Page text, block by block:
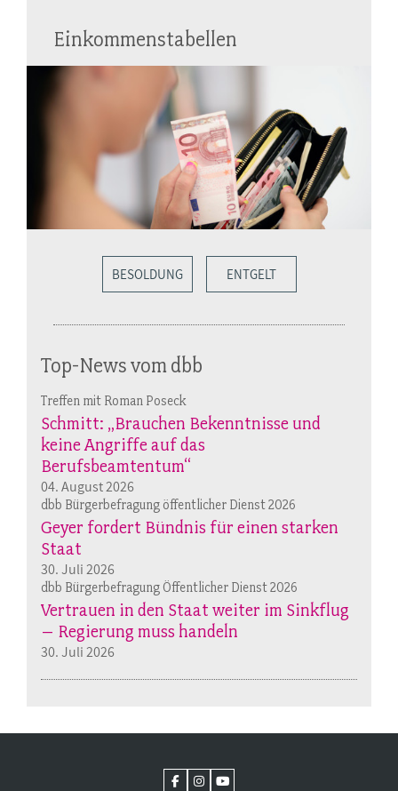
Einkommenstabellen
BESOLDUNG ENTGELT
Top-News vom dbb
Treffen mit Roman Poseck
Schmitt: „Brauchen Bekenntnisse und
keine Angriffe auf das
Berufsbeamtentum“
04. August 2026
dbb Bürgerbefragung öffentlicher Dienst 2026
Geyer fordert Bündnis für einen starken
Staat
30. Juli 2026
dbb Bürgerbefragung Öffentlicher Dienst 2026
Vertrauen in den Staat weiter im Sinkflug
– Regierung muss handeln
30. Juli 2026